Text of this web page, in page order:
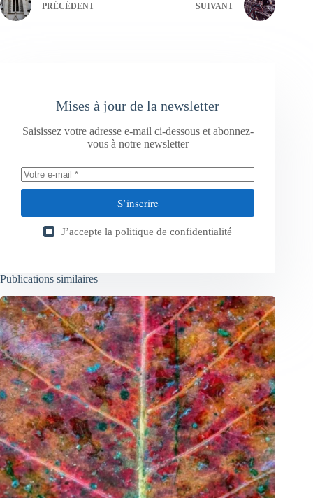
PRÉCÉDENT SUIVANT
Mises à jour de la newsletter
Saisissez votre adresse e-mail ci-dessous et abonnez-
vous à notre newsletter
S’inscrire
J’accepte la politique de confidentialité
Publications similaires